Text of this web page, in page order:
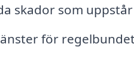
skador som
för